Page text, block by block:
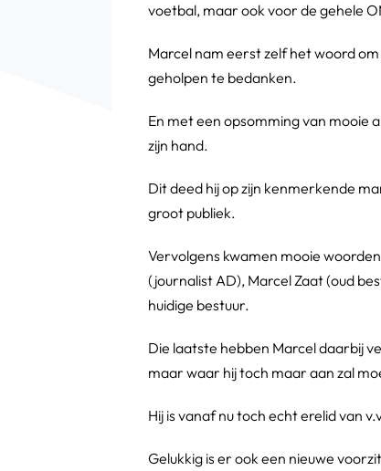
voetbal, maar ook voor de gehele
Marcel nam eerst zelf het woord
geholpen te bedanken.
En met een opsomming van mooie
zijn hand.
Dit deed hij op zijn kenmerkende
groot publiek.
Vervolgens kwamen mooie
(journalist AD), Marcel Zaat (oud
huidige bestuur.
Die laatste hebben Marcel daarbij
maar waar hij toch maar aan zal
Hij is vanaf nu toch echt erelid van
Gelukkig is er ook een nieuwe